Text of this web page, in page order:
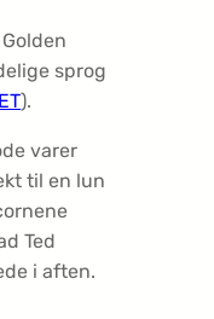
sprog
).
varer
til en lun
Ted
i aften.